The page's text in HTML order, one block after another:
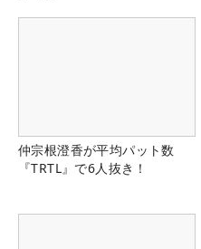
仲宗根澄香が平均パット数
『TRTL』で6人抜き！